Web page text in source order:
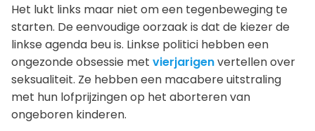
Het lukt links maar niet om een tegenbeweging te
starten. De eenvoudige oorzaak is dat de kiezer de
linkse agenda beu is. Linkse politici hebben een
ongezonde obsessie met vierjarigenvertellen over
seksualiteit. Ze hebben een macabere uitstraling
met hun lofprijzingen op het aborteren van
ongeboren kinderen.